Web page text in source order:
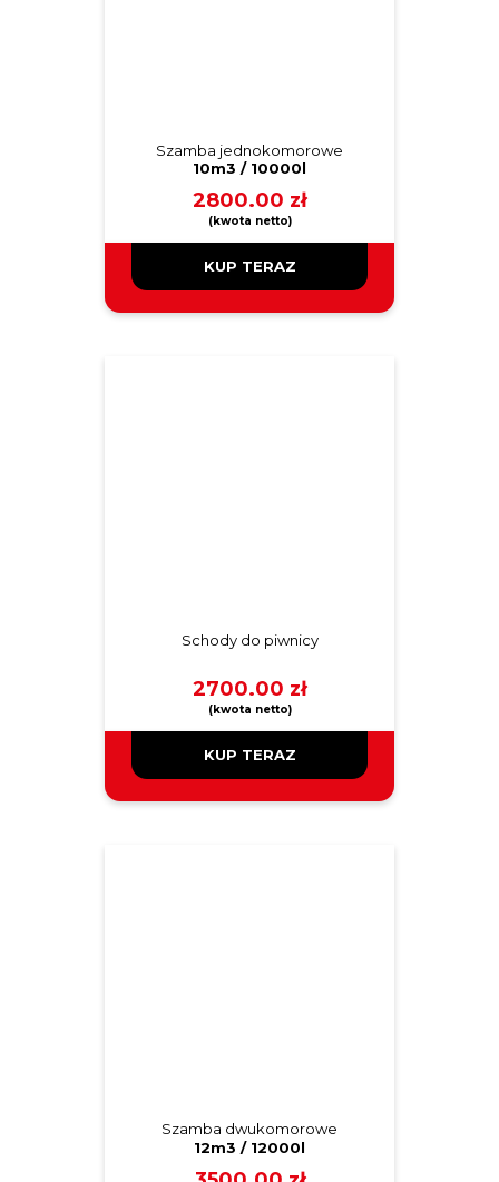
Szamba jednokomorowe
10m3 / 10000l
2800.00 zł
KUP TERAZ
Schody do piwnicy
2700.00 zł
KUP TERAZ
Szamba dwukomorowe
12m3 / 12000l